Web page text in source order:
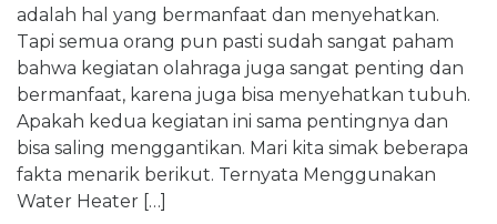
adalah hal yang bermanfaat dan menyehatkan.
Tapi semua orang pun pasti sudah sangat paham
bahwa kegiatan olahraga juga sangat penting dan
bermanfaat, karena juga bisa menyehatkan tubuh.
Apakah kedua kegiatan ini sama pentingnya dan
bisa saling menggantikan. Mari kita simak beberapa
fakta menarik berikut. Ternyata Menggunakan
Water Heater […]